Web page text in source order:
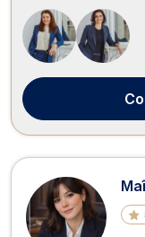
afin d’assurer une
de leurs droits. En